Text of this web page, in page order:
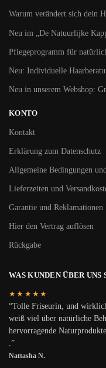
Warum verändert sich dein
Neu im „De Natuurlijke
Pflegeprogramm für
Neu: Individuelle
Neu in unserem Webshop:
KONTO
Kontakt
Erklärung zum Datenschutz
Allgemeine Bedingungen
Lieferzeiten und
Garantie und Reklamationen
Hier den Vertrag auflösen
Rückgabe
WAS KUNDEN ÜBER UNS
★★★★★
“Tolle Friseurin, und
weiß viel über natürliche
hervorragende
.”
Nattasha N.